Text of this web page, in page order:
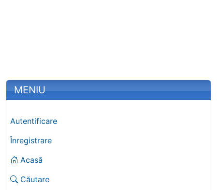
More content and functionality (left
MENIU
Autentificare
Înregistrare
Acasă
Căutare